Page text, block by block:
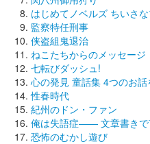
はじめてノベルズ ちいさ
監察特任刑事
侠盗組鬼退治
ねこたちからのメッセージ
七転びダッシュ!
心の発見 童話集 4つのお
性春時代
紀州のドン・ファン
俺は失語症―― 文章書きで
恐怖のむかし遊び